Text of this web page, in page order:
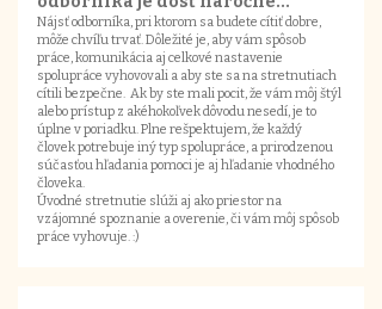
Nájsť odborníka, pri ktorom sa budete cítiť dobre,
môže chvíľu trvať. Dôležité je, aby vám spôsob
práce, komunikácia aj celkové nastavenie
spolupráce vyhovovali a aby ste sa na stretnutiach
cítili bezpečne. Ak by ste mali pocit, že vám môj štýl
alebo prístup z akéhokoľvek dôvodu nesedí, je to
úplne v poriadku. Plne rešpektujem, že každý
človek potrebuje iný typ spolupráce, a prirodzenou
súčasťou hľadania pomoci je aj hľadanie vhodného
človeka.
Úvodné stretnutie slúži aj ako priestor na
vzájomné spoznanie a overenie, či vám môj spôsob
práce vyhovuje. :)